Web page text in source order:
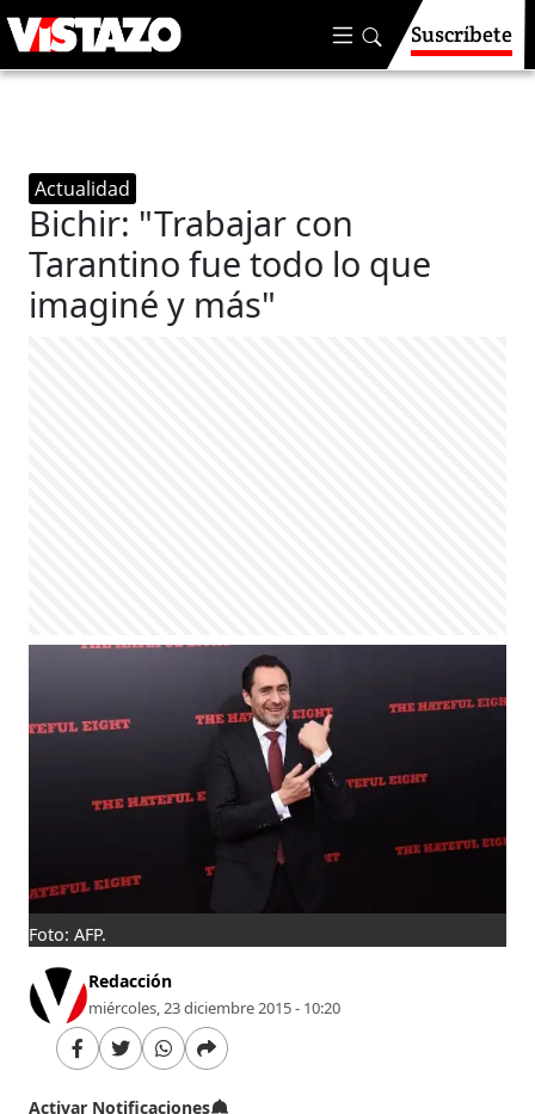
Suscríbete
Actualidad
Bichir: "Trabajar con
Tarantino fue todo lo que
imaginé y más"
Foto: AFP.
Redacción
miércoles, 23 diciembre 2015 - 10:20
Activar Notificaciones